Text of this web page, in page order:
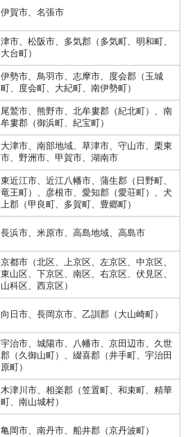
伊賀市、名張市
津市、松阪市、多気郡（多気町、明和町、
大台町）
伊勢市、鳥羽市、志摩市、度会郡（玉城
町、度会町、大紀町、南伊勢町）
尾鷲市、熊野市、北牟婁郡（紀北町）、南
牟婁郡（御浜町、紀宝町）
大津市、南部地域、草津市、守山市、栗東
市、野洲市、甲賀市、湖南市
東近江市、近江八幡市、蒲生郡（日野町、
竜王町）、彦根市、愛知郡（愛荘町）、犬
上郡（甲良町、多賀町、豊郷町）
長浜市、米原市、高島地域、高島市
京都市（北区、上京区、左京区、中京区、
東山区、下京区、南区、右京区、伏見区、
山科区、西京区）
向日市、長岡京市、乙訓郡（大山崎町）
宇治市、城陽市、八幡市、京田辺市、久世
郡（久御山町）、綴喜郡（井手町、宇治田
原町）
木津川市、相楽郡（笠置町、和束町、精華
町、南山城村）
亀岡市、南丹市、船井郡（京丹波町）